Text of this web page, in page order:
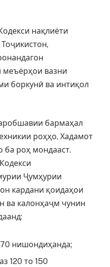
нақлиёти
меъёрҳои вазни
боркунӣ ва интиқол
бармаҳал
роҳҳо, Хадамот
ба роҳ мондааст.
Ҷумҳурии
кардани қоидаҳои
ва калонҳаҷм чунин
нишондиҳанда;
120 то 150